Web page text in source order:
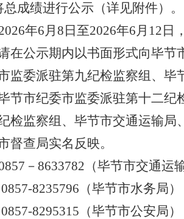
总成绩进行公示（详见附件）。
6年6月 8 日至2026年6月 12 日
在公示期内以书面形式向毕节
监委派驻第九纪检监察组、毕
节市纪委市监委派驻第十二纪
检监察组、毕节市交通运输局
督查局实名反映。
－8633782（毕节市交通运
0857-8235796（毕节市水务局）
0857-8295315（毕节市公安局）